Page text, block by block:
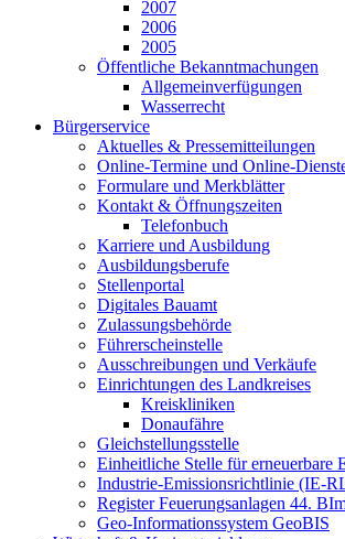
2007
2006
2005
Öffentliche Bekanntmachungen
Allgemeinverfügungen
Wasserrecht
Bürgerservice
Aktuelles & Pressemitteilungen
Online-Termine und Online-
Formulare und Merkblätter
Kontakt & Öffnungszeiten
Telefonbuch
Karriere und Ausbildung
Ausbildungsberufe
Stellenportal
Digitales Bauamt
Zulassungsbehörde
Führerscheinstelle
Ausschreibungen und Verkäufe
Einrichtungen des Landkreises
Kreiskliniken
Donaufähre
Gleichstellungsstelle
Einheitliche Stelle für erneuerbare
Industrie-Emissionsrichtlinie (IE-
Register Feuerungsanlagen 44.
Geo-Informationssystem GeoBIS